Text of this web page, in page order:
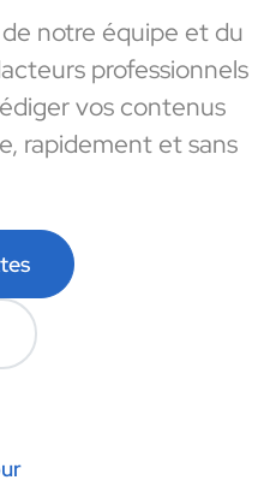
notre équipe et du
professionnels
vos contenus
rapidement et sans